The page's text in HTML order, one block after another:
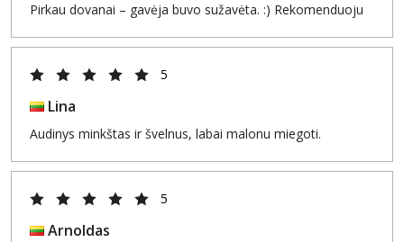
Pirkau dovanai – gavėja buvo sužavėta. :) Rekomenduoju
5
Lina
Audinys minkštas ir švelnus, labai malonu miegoti.
5
Arnoldas